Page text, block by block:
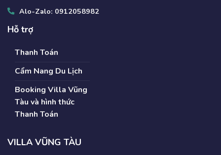
Alo-Zalo: 0912058982
Hỗ trợ
Thanh Toán
Cẩm Nang Du Lịch
Booking Villa Vũng
Tàu và hình thức
Thanh Toán
VILLA VŨNG TÀU